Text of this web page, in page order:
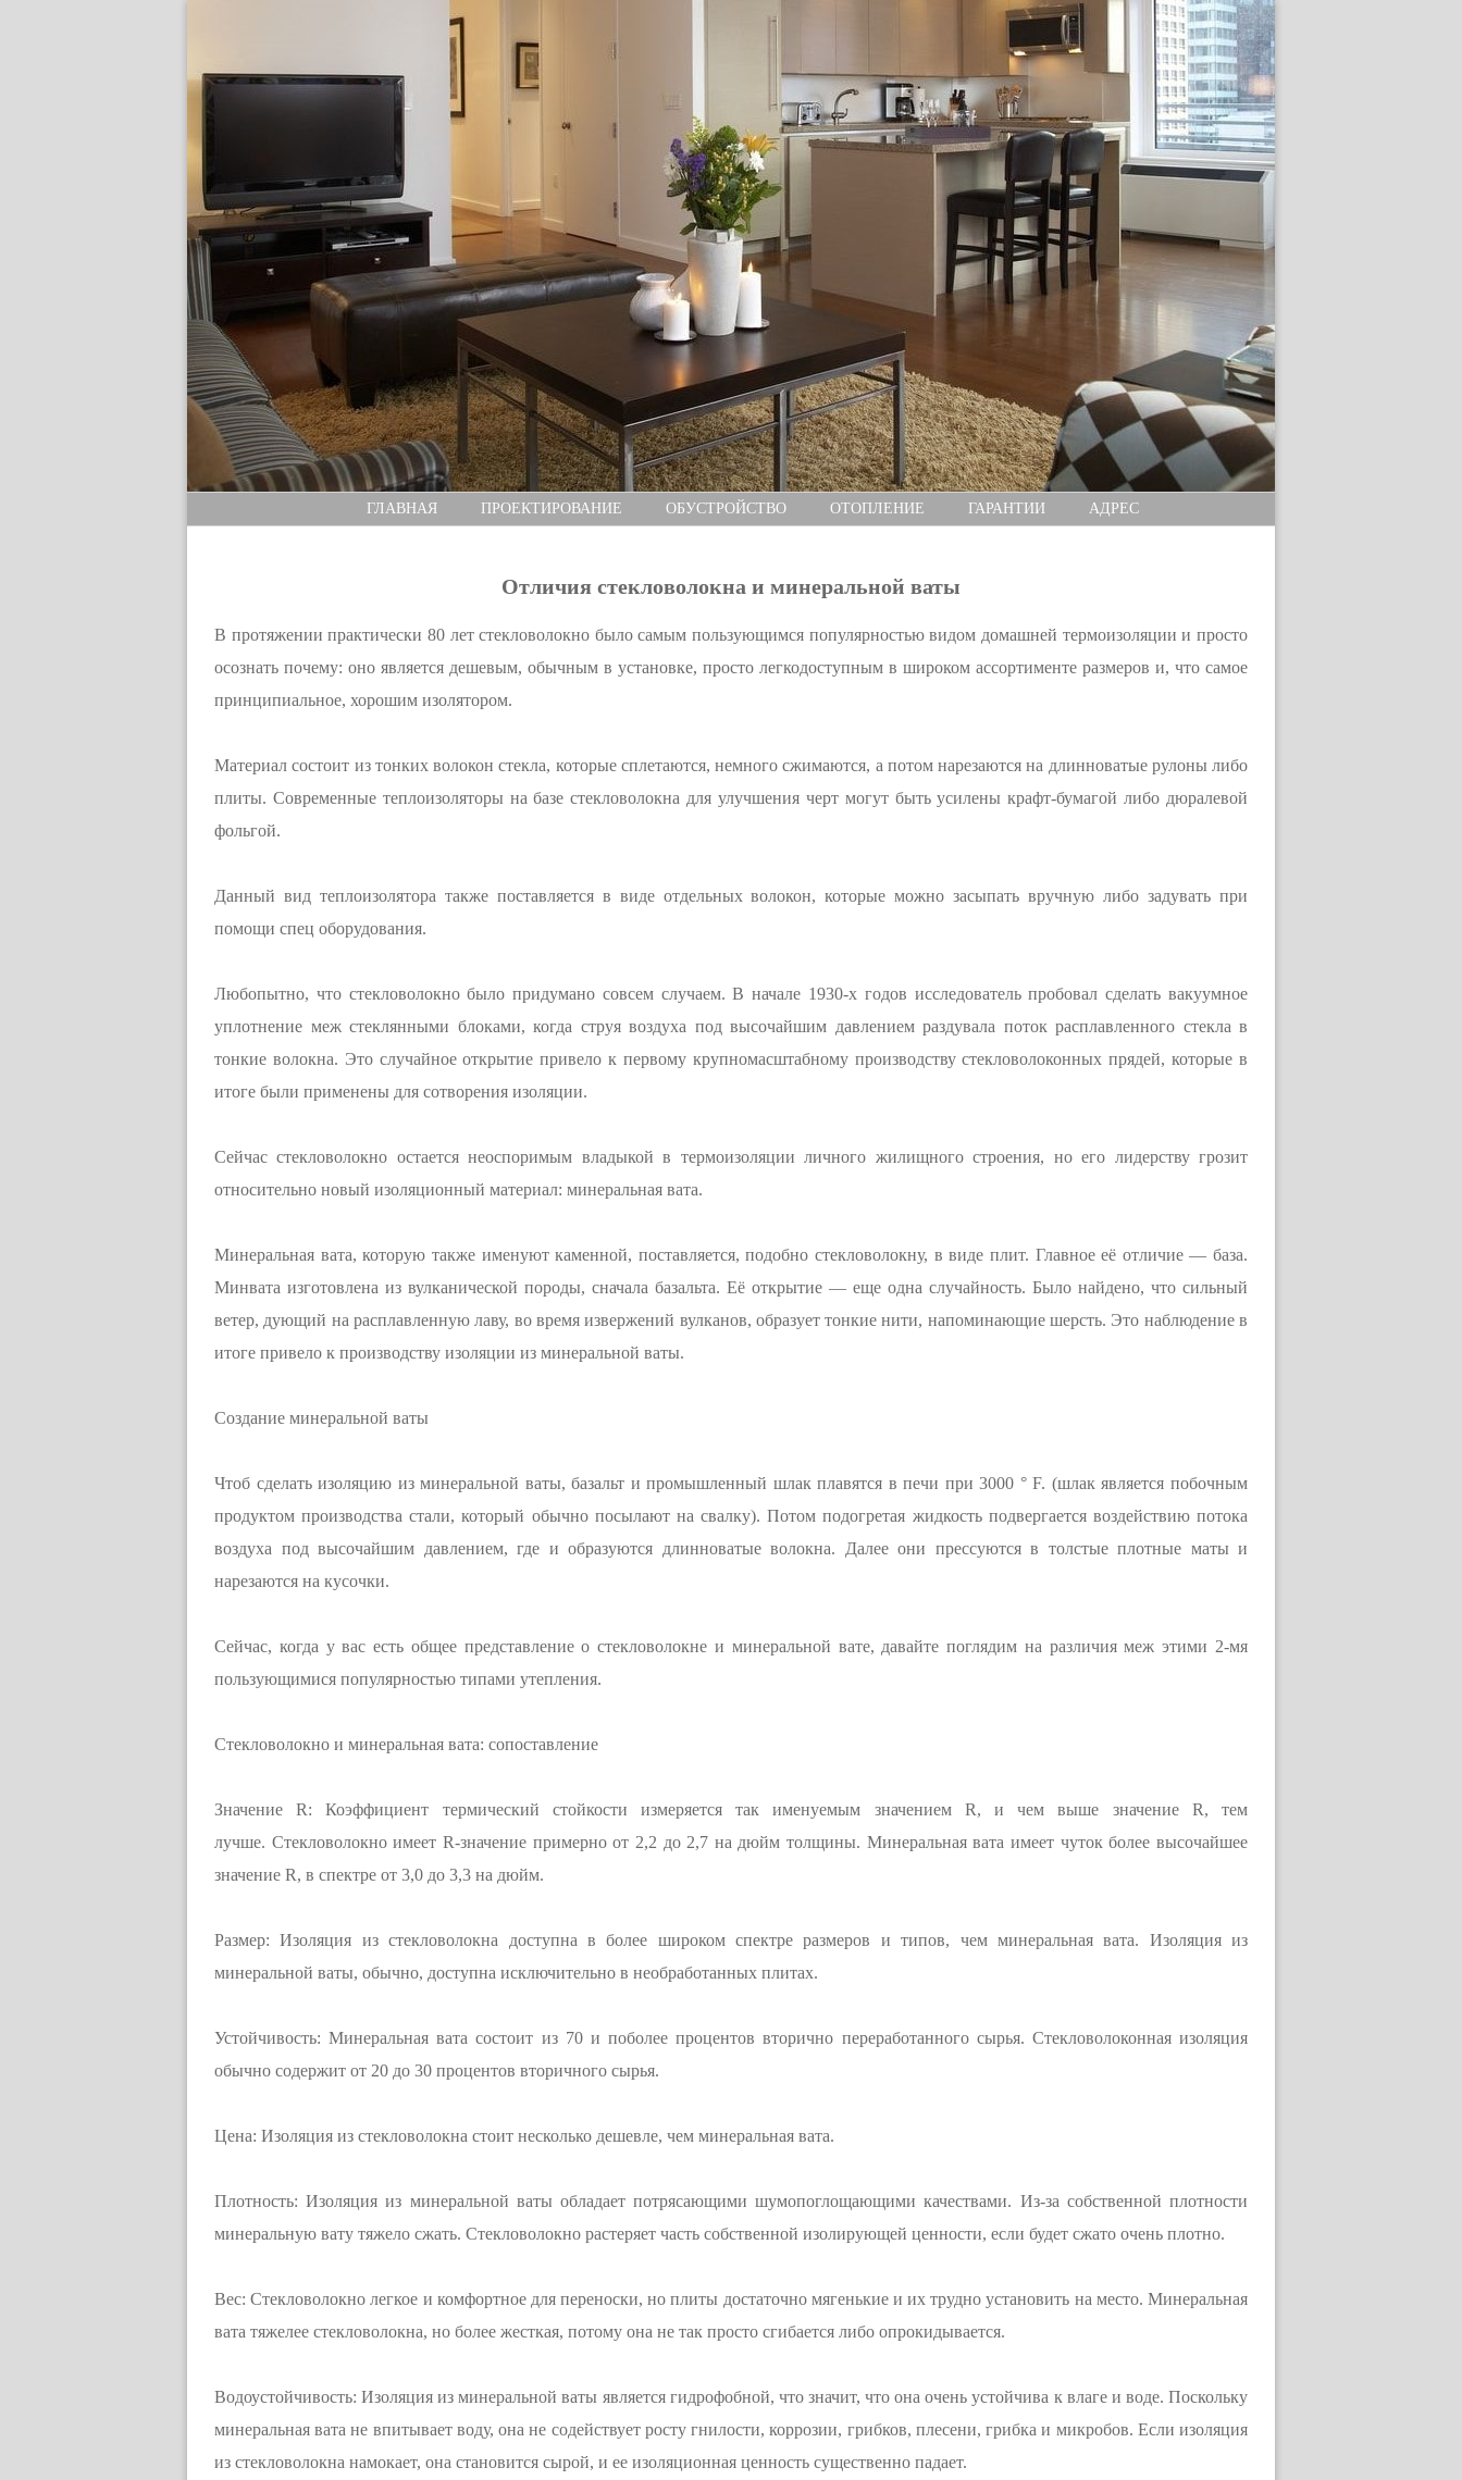
ГЛАВНАЯ ПРОЕКТИРОВАНИЕ ОБУСТРОЙСТВО ОТОПЛЕНИЕ ГАРАНТИИ АДРЕС
Отличия стекловолокна и минеральной ваты
В протяжении практически 80 лет стекловолокно было самым пользующимся популярностью видом домашней термоизоляции и просто
осознать почему: оно является дешевым, обычным в установке, просто легкодоступным в широком ассортименте размеров и, что самое
принципиальное, хорошим изолятором.
Материал состоит из тонких волокон стекла, которые сплетаются, немного сжимаются, а потом нарезаются на длинноватые рулоны либо
плиты. Современные теплоизоляторы на базе стекловолокна для улучшения черт могут быть усилены крафт-бумагой либо дюралевой
фольгой.
Данный вид теплоизолятора также поставляется в виде отдельных волокон, которые можно засыпать вручную либо задувать при
помощи спец оборудования.
Любопытно, что стекловолокно было придумано совсем случаем. В начале 1930-х годов исследователь пробовал сделать вакуумное
уплотнение меж стеклянными блоками, когда струя воздуха под высочайшим давлением раздувала поток расплавленного стекла в
тонкие волокна. Это случайное открытие привело к первому крупномасштабному производству стекловолоконных прядей, которые в
итоге были применены для сотворения изоляции.
Сейчас стекловолокно остается неоспоримым владыкой в термоизоляции личного жилищного строения, но его лидерству грозит
относительно новый изоляционный материал: минеральная вата.
Минеральная вата, которую также именуют каменной, поставляется, подобно стекловолокну, в виде плит. Главное её отличие — база.
Минвата изготовлена из вулканической породы, сначала базальта. Её открытие — еще одна случайность. Было найдено, что сильный
ветер, дующий на расплавленную лаву, во время извержений вулканов, образует тонкие нити, напоминающие шерсть. Это наблюдение в
итоге привело к производству изоляции из минеральной ваты.
Создание минеральной ваты
Чтоб сделать изоляцию из минеральной ваты, базальт и промышленный шлак плавятся в печи при 3000 ° F. (шлак является побочным
продуктом производства стали, который обычно посылают на свалку). Потом подогретая жидкость подвергается воздействию потока
воздуха под высочайшим давлением, где и образуются длинноватые волокна. Далее они прессуются в толстые плотные маты и
нарезаются на кусочки.
Сейчас, когда у вас есть общее представление о стекловолокне и минеральной вате, давайте поглядим на различия меж этими 2-мя
пользующимися популярностью типами утепления.
Стекловолокно и минеральная вата: сопоставление
Значение R: Коэффициент термический стойкости измеряется так именуемым значением R, и чем выше значение R, тем
лучше. Стекловолокно имеет R-значение примерно от 2,2 до 2,7 на дюйм толщины. Минеральная вата имеет чуток более высочайшее
значение R, в спектре от 3,0 до 3,3 на дюйм.
Размер: Изоляция из стекловолокна доступна в более широком спектре размеров и типов, чем минеральная вата. Изоляция из
минеральной ваты, обычно, доступна исключительно в необработанных плитах.
Устойчивость: Минеральная вата состоит из 70 и поболее процентов вторично переработанного сырья. Стекловолоконная изоляция
обычно содержит от 20 до 30 процентов вторичного сырья.
Цена: Изоляция из стекловолокна стоит несколько дешевле, чем минеральная вата.
Плотность: Изоляция из минеральной ваты обладает потрясающими шумопоглощающими качествами. Из-за собственной плотности
минеральную вату тяжело сжать. Стекловолокно растеряет часть собственной изолирующей ценности, если будет сжато очень плотно.
Вес: Стекловолокно легкое и комфортное для переноски, но плиты достаточно мягенькие и их трудно установить на место. Минеральная
вата тяжелее стекловолокна, но более жесткая, потому она не так просто сгибается либо опрокидывается.
Водоустойчивость: Изоляция из минеральной ваты является гидрофобной, что значит, что она очень устойчива к влаге и воде. Поскольку
минеральная вата не впитывает воду, она не содействует росту гнилости, коррозии, грибков, плесени, грибка и микробов. Если изоляция
из стекловолокна намокает, она становится сырой, и ее изоляционная ценность существенно падает.